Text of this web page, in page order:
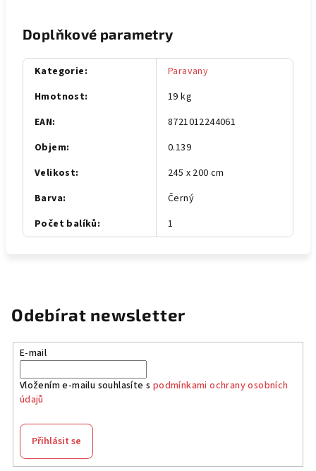
Doplňkové parametry
Kategorie:
Paravany
Hmotnost:
19 kg
EAN:
8721012244061
Objem:
0.139
Velikost:
245 x 200 cm
Barva:
Černý
Počet balíků: 1
Odebírat newsletter
E-mail
Vložením e-mailu souhlasíte s podmínkami ochrany osobních
údajů
Přihlásit se